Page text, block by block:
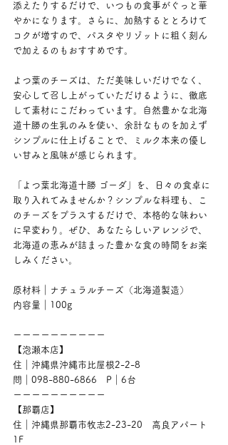
添えたりするだけで、いつもの食事がぐっと華
やかになります。さらに、加熱するととろけて
コクが増すので、パスタやリゾットに粗く刻ん
で加えるのもおすすめです。
よつ葉のチーズは、ただ美味しいだけでなく、
安心して召し上がっていただけるように、徹底
して素材にこだわっています。自然豊かな北海
道十勝の生乳のみを使い、余計なものを加えず
シンプルに仕上げることで、ミルク本来の優し
い甘みと風味が感じられます。
「よつ葉北海道十勝 ゴーダ」を、日々の食卓に
取り入れてみませんか？シンプルな料理も、こ
のチーズをプラスするだけで、本格的な味わい
に早変わり。ぜひ、あなたらしいアレンジで、
北海道の恵みが詰まった豊かな食の時間をお楽
しみください。
原材料｜ナチュラルチーズ（北海道製造）
内容量｜100g
ーーーーーーーーーー
【泡瀬本店】
住｜沖縄県沖縄市比屋根2-2-8
問｜098-880-6866　P｜6台
ーーーーーーーーーー
【那覇店】
住｜沖縄県那覇市牧志2-23-20　高良アパート
1F